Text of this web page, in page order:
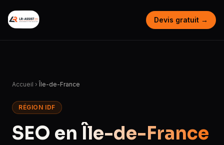
Devis gratuit →
Accueil › Île-de-France
RÉGION IDF
SEO en Île-de-France